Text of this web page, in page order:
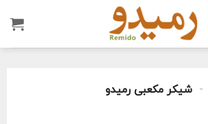
- شیکر مکعبی رمیدو